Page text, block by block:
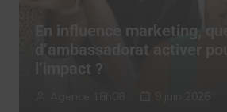
TERRITORY Influence
“Authenticity System”
influence et confiance